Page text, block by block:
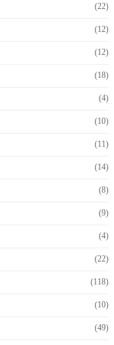
(22)
(12)
(12)
(18)
(4)
(10)
(11)
(14)
(8)
(9)
(4)
(22)
(118)
(10)
(49)